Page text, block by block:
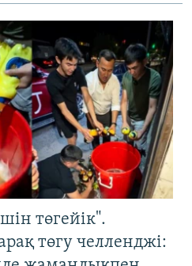
төгейік".
төгу челленджі: